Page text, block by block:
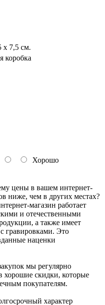
х 7,5 см.
коробка
Хорошо
цены в вашем интернет-
ниже, чем в других местах?
магазин работает
и отечественными
а также имеет
гравировками. Это
наценки
мы регулярно
хорошие скидки, которые
покупателям.
характер